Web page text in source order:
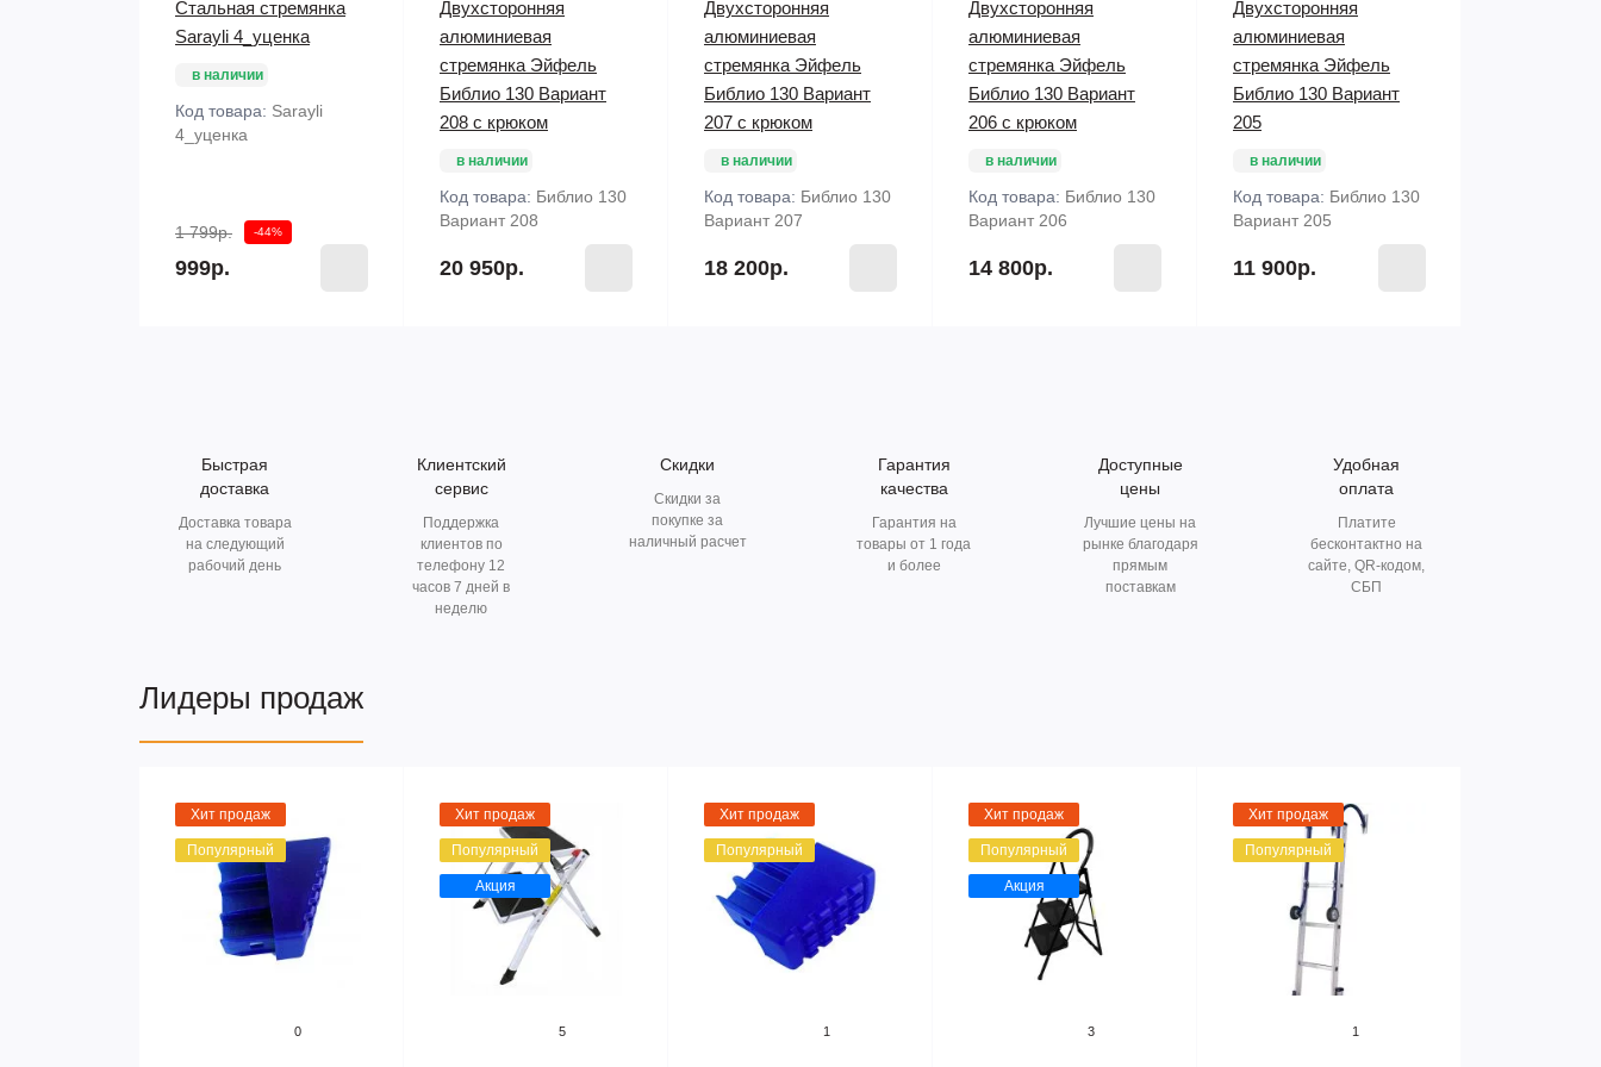
Стальная стремянка
Sarayli 4_уценка
в наличии
Код товара: Sarayli
4_уценка
1 799р. -44%
999р.
Двухсторонняя
алюминиевая
стремянка Эйфель
Библио 130 Вариант
208 с крюком
в наличии
Код товара: Библио 130
Вариант 208
20 950р.
Двухсторонняя
алюминиевая
стремянка Эйфель
Библио 130 Вариант
207 с крюком
в наличии
Код товара: Библио 130
Вариант 207
18 200р.
Двухсторонняя
алюминиевая
стремянка Эйфель
Библио 130 Вариант
206 с крюком
в наличии
Код товара: Библио 130
Вариант 206
14 800р.
Двухсторонняя
алюминиевая
стремянка Эйфель
Библио 130 Вариант
205
в наличии
Код товара: Библио 130
Вариант 205
11 900р.
Быстрая
доставка
Доставка товара
на следующий
рабочий день
Клиентский
сервис
Поддержка
клиентов по
телефону 12
часов 7 дней в
неделю
Скидки
Скидки за
покупке за
наличный расчет
Гарантия
качества
Гарантия на
товары от 1 года
и более
Доступные
цены
Лучшие цены на
рынке благодаря
прямым
поставкам
Удобная
оплата
Платите
бесконтактно на
сайте, QR-кодом,
СБП
Лидеры продаж
Хит продаж
Популярный
0
Хит продаж
Популярный
Акция
5
Хит продаж
Популярный
1
Хит продаж
Популярный
Акция
3
Хит продаж
Популярный
1